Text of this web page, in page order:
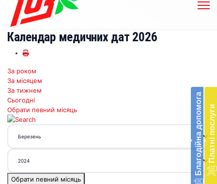
‹ Благодійна допомогав
‹ Платні послуги
Календар медичних дат 2026
За роком
За місяцем
За тижнем
Сьогодні
Обрати певний місяць
Обрати певний місяць